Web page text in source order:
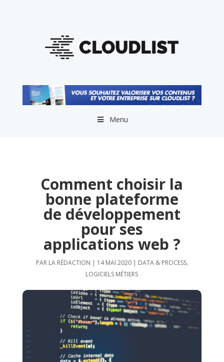
Menu
Comment choisir la
bonne plateforme
de développement
pour ses
applications web ?
PAR LA RÉDACTION | 14 MAI 2020| DATA & PROCESS,
LOGICIELS MÉTIERS